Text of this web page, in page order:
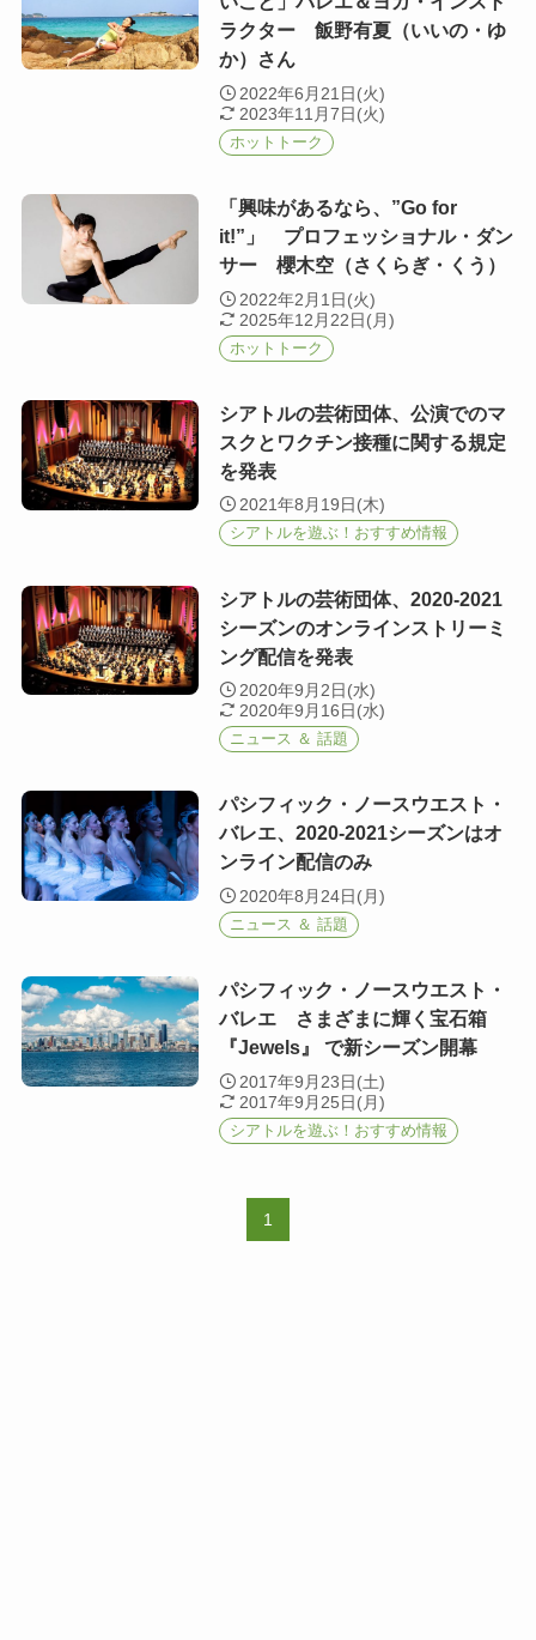
ラクター 飯野有夏（いいの・ゆ
か）さん
2022年6月21日(火)
2023年11月7日(火)
ホットトーク
「興味があるなら、”Go for
it!”」 プロフェッショナル・ダン
サー 櫻木空（さくらぎ・くう）
2022年2月1日(火)
2025年12月22日(月)
ホットトーク
シアトルの芸術団体、公演でのマ
スクとワクチン接種に関する規定
を発表
2021年8月19日(木)
シアトルを遊ぶ！おすすめ情報
シアトルの芸術団体、2020-2021
シーズンのオンラインストリーミ
ング配信を発表
2020年9月2日(水)
2020年9月16日(水)
ニュース ＆ 話題
パシフィック・ノースウエスト・
バレエ、2020-2021シーズンはオ
ンライン配信のみ
2020年8月24日(月)
ニュース ＆ 話題
パシフィック・ノースウエスト・
バレエ さまざまに輝く宝石箱
『Jewels』 で新シーズン開幕
2017年9月23日(土)
2017年9月25日(月)
シアトルを遊ぶ！おすすめ情報
1